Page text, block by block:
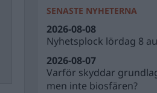
SENASTE NYHETERNA
Nyhetsplock lördag 8
2026-08-08
Varför skyddar
men inte biosfären?
2026-08-07